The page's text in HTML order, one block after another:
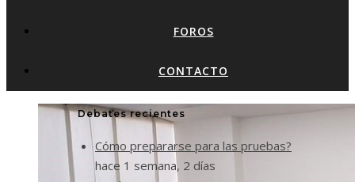
FOROS
CONTACTO
Debates recientes
Cómo prepararse para las pruebas?
hace 1 semana, 2 días